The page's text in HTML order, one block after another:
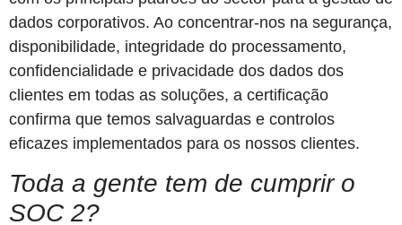
dados corporativos. Ao concentrar-nos na segurança,
disponibilidade, integridade do processamento,
confidencialidade e privacidade dos dados dos
clientes em todas as soluções, a certificação
confirma que temos salvaguardas e controlos
eficazes implementados para os nossos clientes.
Toda a gente tem de cumprir o
SOC 2?